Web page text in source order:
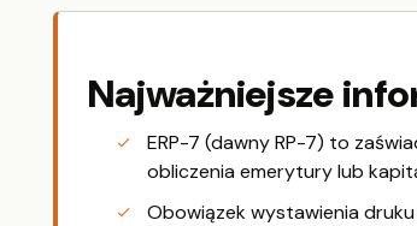
Najważniejsze
ERP-7 (dawny RP-7) to
obliczenia emerytury lub
Obowiązek wystawienia